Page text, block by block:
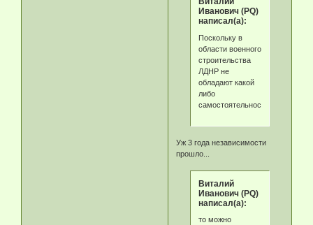
Иванович (PQ)
написал(а):
Поскольку в
области военного
строительства
ЛДНР не
обладают какой
либо
самостоятельностью,
Уж 3 года независимости
прошло...
Виталий
Иванович (PQ)
написал(а):
то можно